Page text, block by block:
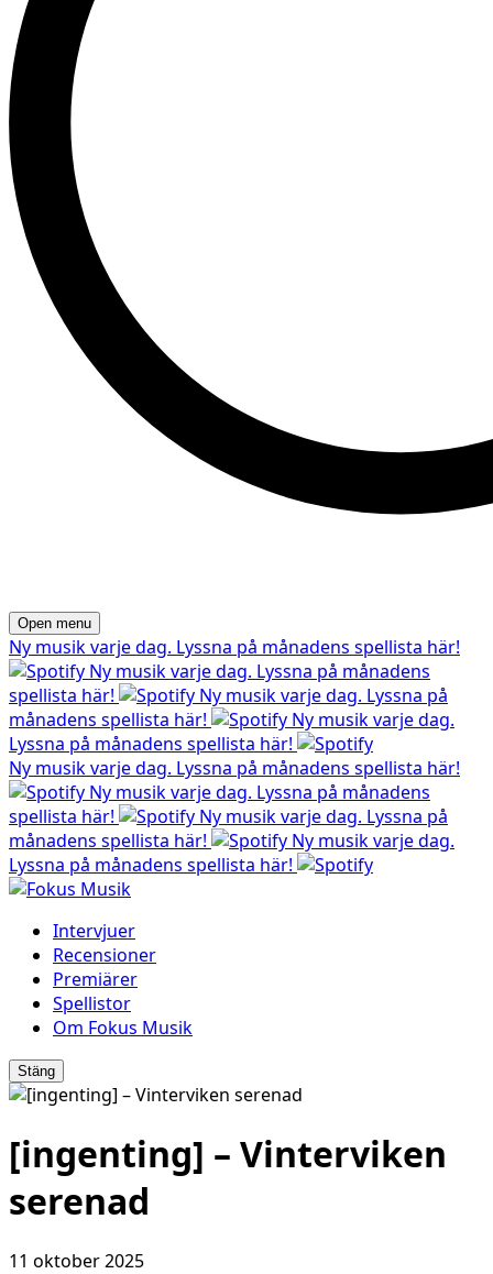
Open menu
Ny musik varje dag. Lyssna på månadens spellista här!
Ny musik varje dag. Lyssna på månadens
spellista här!
Ny musik varje dag. Lyssna på
månadens spellista här!
Ny musik varje dag.
Lyssna på månadens spellista här!
Ny musik varje dag. Lyssna på månadens spellista här!
Ny musik varje dag. Lyssna på månadens
spellista här!
Ny musik varje dag. Lyssna på
månadens spellista här!
Ny musik varje dag.
Lyssna på månadens spellista här!
Intervjuer
Recensioner
Premiärer
Spellistor
Om Fokus Musik
Stäng
[ingenting] – Vinterviken
serenad
11 oktober 2025